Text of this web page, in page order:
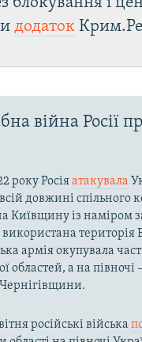
додаток
війна Росії
року Росіяатакувала
всій довжині спільного
Київщину із наміром
територія
армія окупувала
областей, а на півночі
російські війська